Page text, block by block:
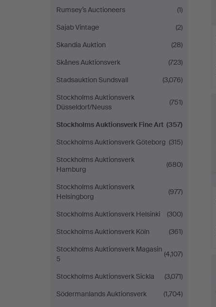
Rumsey’s Auctioneers
(1)
Sajab Vintage
(2)
Skandia Auktion
(28)
Skånes Auktionsverk
(723)
Stadsauktion Sundsvall
(3,076)
Stockholms Auktionsverk
Düsseldorf/Neuss
(751)
Stockholms Auktionsverk Fine Art (357)
Stockholms Auktionsverk Göteborg (315)
Stockholms Auktionsverk
Hamburg
(680)
Stockholms Auktionsverk
Helsingborg
(977)
Stockholms Auktionsverk Helsinki
(300)
Stockholms Auktionsverk Köln
(361)
Stockholms Auktionsverk Magasin
5
(4,107)
Stockholms Auktionsverk Sickla
(3,071)
Södermanlands Auktionsverk
(1,704)